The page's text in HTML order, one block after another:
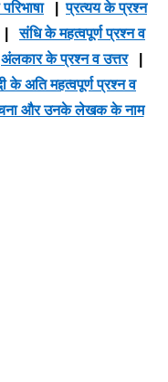
|प्रत्यय के प्रश्न
संधि के महत्वपूर्ण प्रश्न व
अंलकार के प्रश्न व उत्तर|
के अति महत्वपूर्ण प्रश्न व
और उनके लेखक के नाम